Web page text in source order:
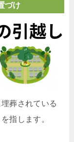
づけ
葬されている
指します。